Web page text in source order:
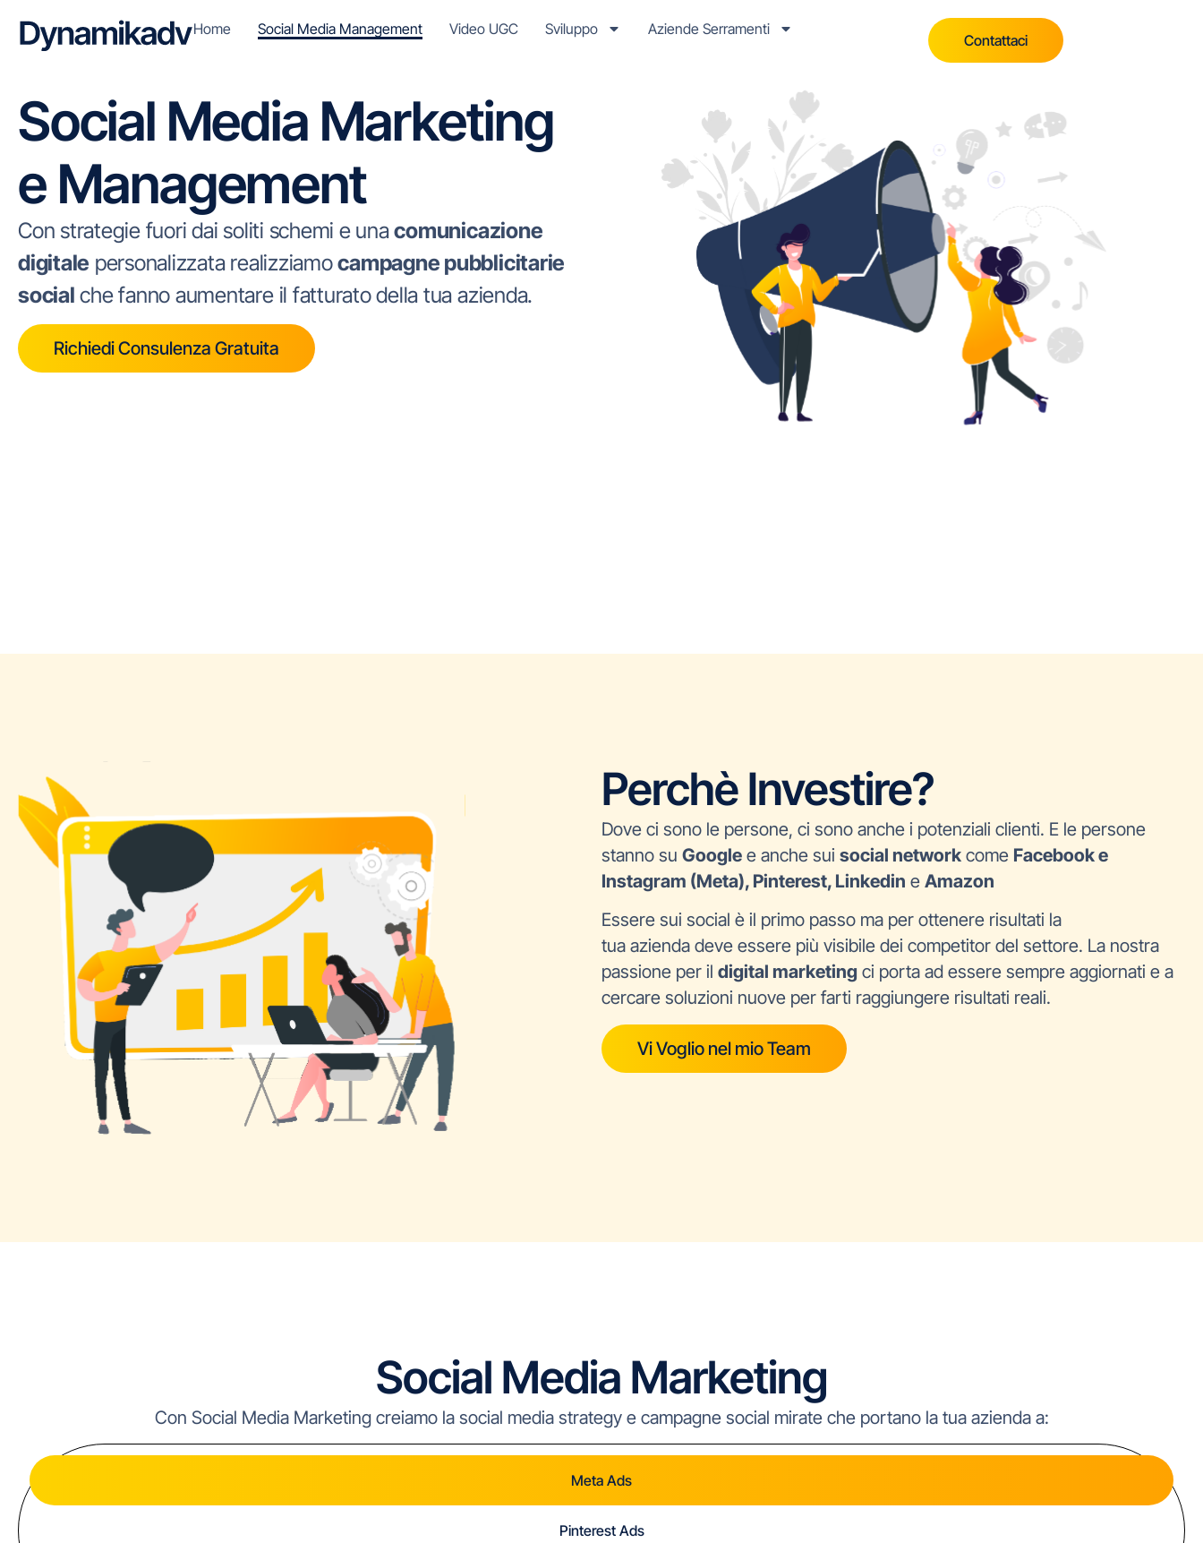
Home Social Media Management Video UGC Sviluppo Aziende Serramenti
Contattaci
Social Media Marketing
e Management
Con strategie fuori dai soliti schemi e unacomunicazione
digitale personalizzata realizziamocampagne pubblicitarie
social che fanno aumentare il fatturato della tua azienda.
Richiedi Consulenza Gratuita
Perchè Investire?
Dove ci sono le persone, ci sono anche i potenziali clienti. E le persone
stanno su Google e anche sui social network come Facebook e
Instagram (Meta), Pinterest, Linkedin e Amazon
Essere sui social è il primo passo ma per ottenere risultati la
tua azienda deve essere più visibile dei competitor del settore. La nostra
passione per il digital marketing ci porta ad essere sempre aggiornati e a
cercare soluzioni nuove per farti raggiungere risultati reali.
Vi Voglio nel mio Team
Social Media Marketing
Con Social Media Marketing creiamo la social media strategy e campagne social mirate che portano la tua azienda a:
Meta Ads
Pinterest Ads